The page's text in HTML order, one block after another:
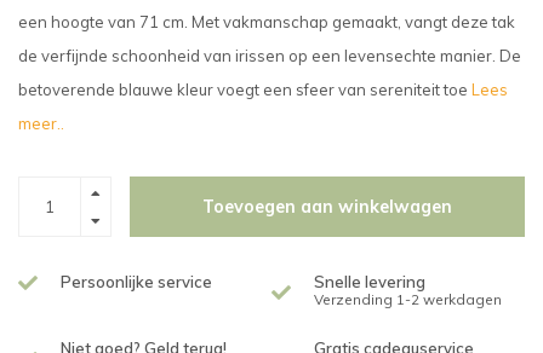
een hoogte van 71 cm. Met vakmanschap gemaakt, vangt deze tak
de verfijnde schoonheid van irissen op een levensechte manier. De
betoverende blauwe kleur voegt een sfeer van sereniteit toe Lees
meer..
Toevoegen aan winkelwagen
Persoonlijke service Snelle levering
Verzending 1-2 werkdagen
Niet goed? Geld terug! Gratis cadeauservice